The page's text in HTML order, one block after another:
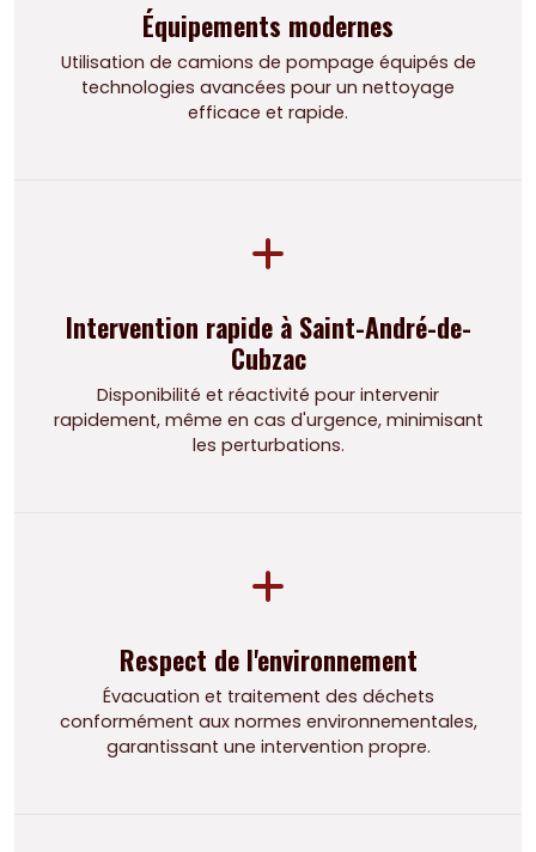
Équipements modernes
Utilisation de camions de pompage équipés de
technologies avancées pour un nettoyage
efficace et rapide.
Intervention rapide à Saint-André-de-
Cubzac
Disponibilité et réactivité pour intervenir
rapidement, même en cas d'urgence, minimisant
les perturbations.
Respect de l'environnement
Évacuation et traitement des déchets
conformément aux normes environnementales,
garantissant une intervention propre.